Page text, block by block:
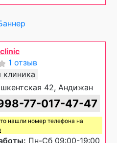
1 отзыв
клиника
42, Андижан
77-017-47-47
нашли номер телефона на
Пн-Сб 09:00-19:00